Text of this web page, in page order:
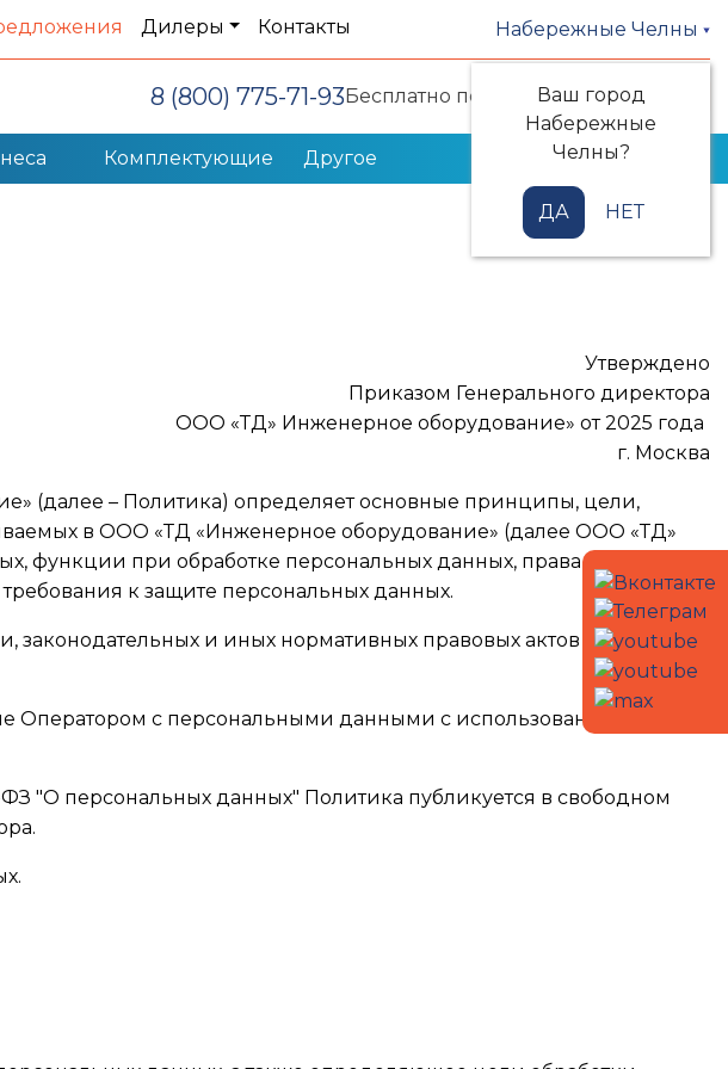
Дилеры Контакты Набережные Челны
Ваш город
Набережные
Челны?
ДА НЕТ
8 (800) 775-71-93Бесплатно по РФ Заказать звонок
Комплектующие Другое
Утверждено
Приказом Генерального директора
ООО «ТД» Инженерное оборудование» от 2025 года
г. Москва
(далее – Политика) определяет основные принципы, цели,
в ООО «ТД «Инженерное оборудование» (далее ООО «ТД»
функции при обработке персональных данных, права субъектов
к защите персональных данных.
законодательных и иных нормативных правовых актов Российской
Оператором с персональными данными с использованием
"О персональных данных" Политика публикуется в свободном